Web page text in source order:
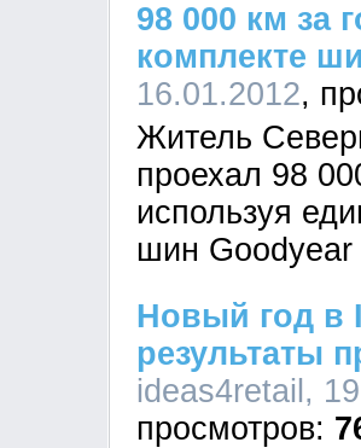
98 000 км за
комплекте
16.01.2012
Житель
проехал 98
используя
шин
Новый год в
результаты
ideas4retail,